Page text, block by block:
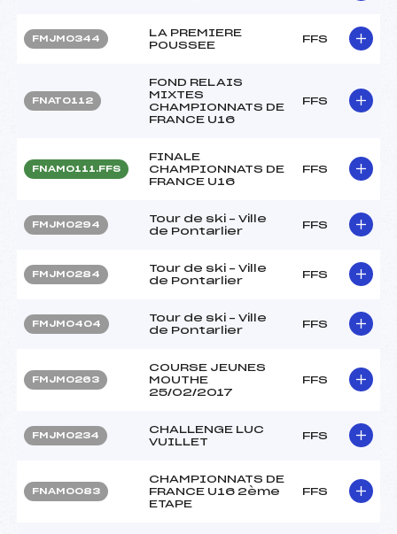
FMJM0344
LA PREMIERE
POUSSEE
FFS
FNAT0112
FOND RELAIS
MIXTES
CHAMPIONNATS DE
FRANCE U16
FFS
FNAM0111.FFS
FINALE
CHAMPIONNATS DE
FRANCE U16
FFS
FMJM0294
Tour de ski – Ville
de Pontarlier
FFS
FMJM0284
Tour de ski – Ville
de Pontarlier
FFS
FMJM0404
Tour de ski – Ville
de Pontarlier
FFS
FMJM0263
COURSE JEUNES
MOUTHE
25/02/2017
FFS
FMJM0234
CHALLENGE LUC
VUILLET
FFS
FNAM0083
CHAMPIONNATS DE
FRANCE U16 2ème
ETAPE
FFS